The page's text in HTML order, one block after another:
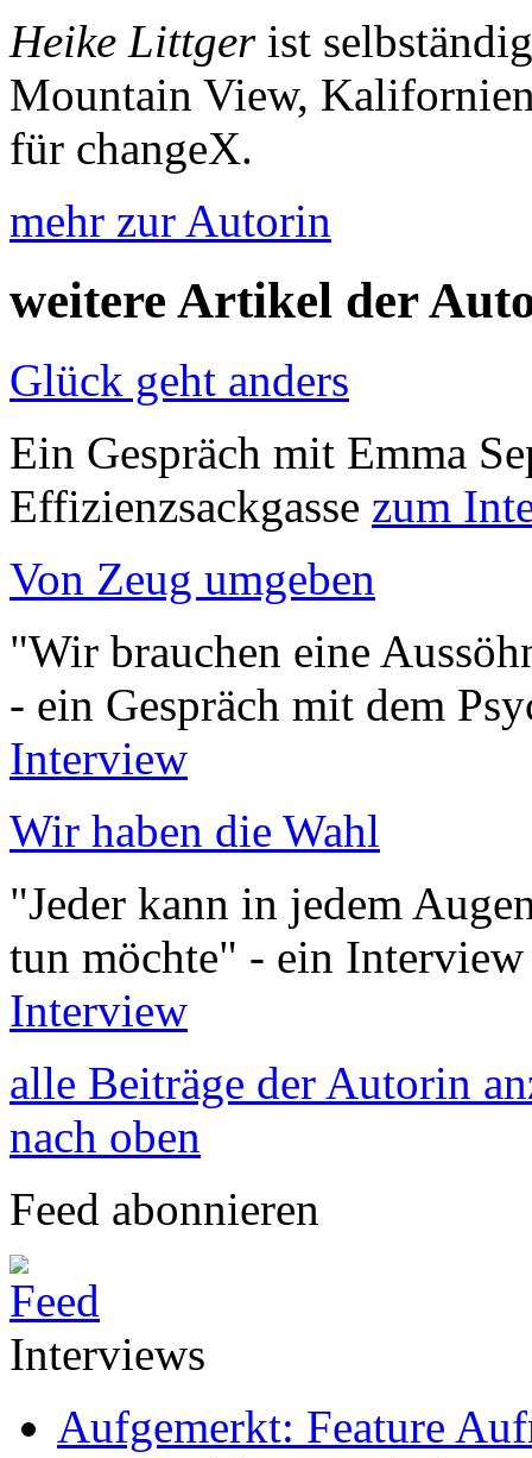
Heike Littgerist
Mountain View,
für changeX.
mehr zur Autorin
weitere Artikel der
Glück geht anders
Ein Gespräch mit Emma
Effizienzsackgasse zum
Von Zeug umgeben
"Wir brauchen eine
- ein Gespräch mit dem
Interview
Wir haben die Wahl
"Jeder kann in jedem
tun möchte" - ein
Interview
alle Beiträge der Autorin
nach oben
Feed abonnieren
Interviews
Aufgemerkt: Feature